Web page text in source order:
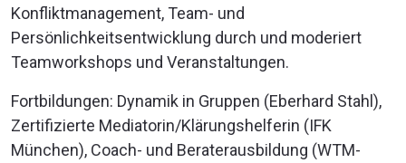
Konfliktmanagement, Team- und
Persönlichkeitsentwicklung durch und moderiert
Teamworkshops und Veranstaltungen.
Fortbildungen: Dynamik in Gruppen (Eberhard Stahl),
Zertifizierte Mediatorin/Klärungshelferin (IFK
München), Coach- und Beraterausbildung (WTM-